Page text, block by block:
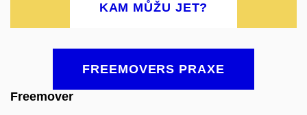
KAM MŮŽU JET?
FREEMOVERS PRAXE
Freemover